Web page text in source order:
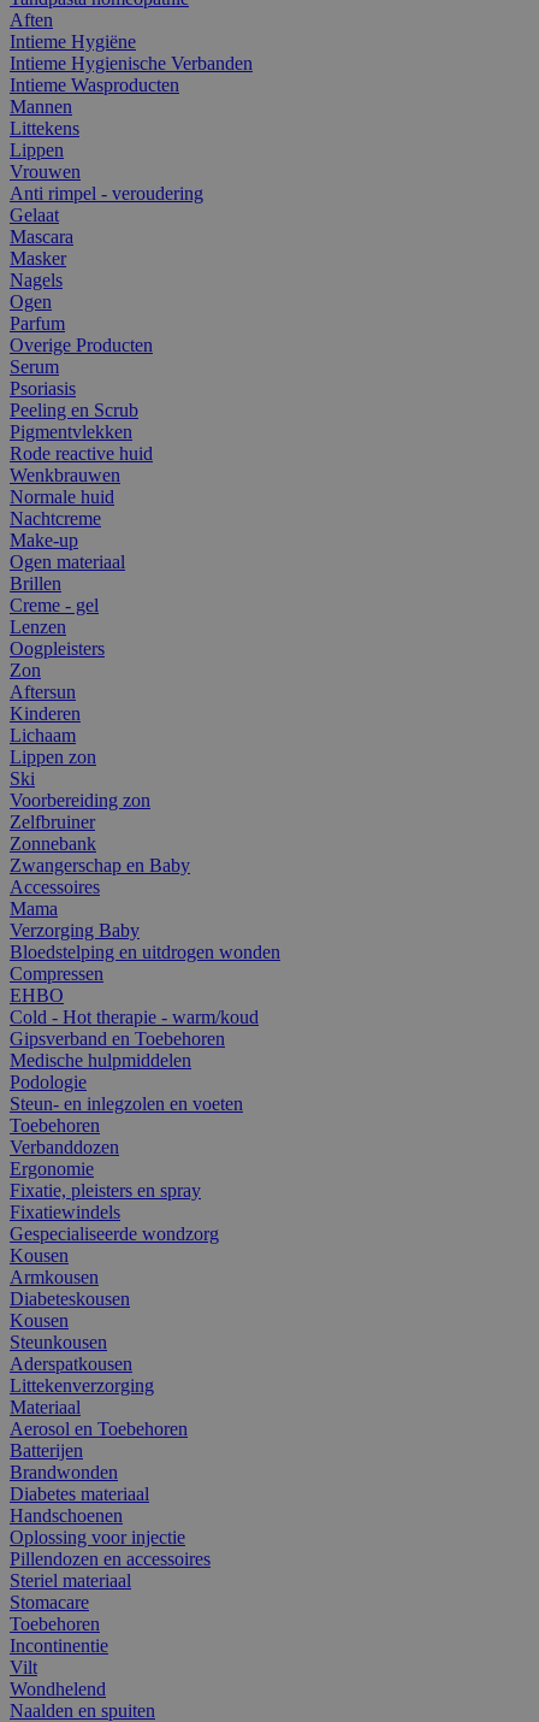
Aften
Intieme Hygiëne
Intieme Hygienische Verbanden
Intieme Wasproducten
Mannen
Littekens
Lippen
Vrouwen
Anti rimpel - veroudering
Gelaat
Mascara
Masker
Nagels
Ogen
Parfum
Overige Producten
Serum
Psoriasis
Peeling en Scrub
Pigmentvlekken
Rode reactive huid
Wenkbrauwen
Normale huid
Nachtcreme
Make-up
Ogen materiaal
Brillen
Creme - gel
Lenzen
Oogpleisters
Zon
Aftersun
Kinderen
Lichaam
Lippen zon
Ski
Voorbereiding zon
Zelfbruiner
Zonnebank
Zwangerschap en Baby
Accessoires
Mama
Verzorging Baby
Bloedstelping en uitdrogen wonden
Compressen
EHBO
Cold - Hot therapie - warm/koud
Gipsverband en Toebehoren
Medische hulpmiddelen
Podologie
Steun- en inlegzolen en voeten
Toebehoren
Verbanddozen
Ergonomie
Fixatie, pleisters en spray
Fixatiewindels
Gespecialiseerde wondzorg
Kousen
Armkousen
Diabeteskousen
Kousen
Steunkousen
Aderspatkousen
Littekenverzorging
Materiaal
Aerosol en Toebehoren
Batterijen
Brandwonden
Diabetes materiaal
Handschoenen
Oplossing voor injectie
Pillendozen en accessoires
Steriel materiaal
Stomacare
Toebehoren
Incontinentie
Vilt
Wondhelend
Naalden en spuiten